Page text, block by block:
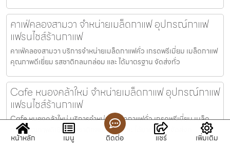
คาเฟ่คลองสามวา จำหน่ายเมล็ดกาแฟ อุปกรณ์กาแฟ
แฟรนไชส์ร้านกาแฟ
คาเฟ่คลองสามวา บริการจำหน่ายเมล็ดกาแฟคั่ว เกรดพรีเมี่ยม เมล็ดกาแฟ
คุณภาพดีเยี่ยม รสชาติกลมกล่อม และ ได้มาตรฐาน จัดส่งทั่ว
Cafe หนองคล้าใหม่ จำหน่ายเมล็ดกาแฟ อุปกรณ์กาแฟ
แฟรนไชส์ร้านกาแฟ
Cafe หนองคล้าใหม่ บริการจำหน่ายเมล็ดกาแฟคั่ว เกรดพรีเมี่ยม เมล็ด
กาแฟคุณภาพดีเยี่ยม รสชาติกลมกล่อม และ ได้มาตรฐาน จัดส่งท
หน้าหลัก เมนู ติดต่อ แชร์ เพิ่มเติม